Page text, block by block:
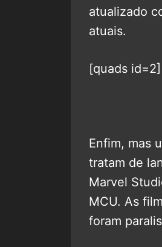
atualizado
atuais.
[quads id=2]
Enfim, mas
tratam de
Marvel
MCU. As
foram